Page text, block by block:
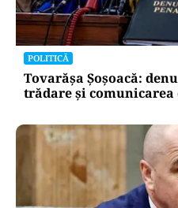
POLITICĂ
Tovarășa Șoșoacă:
trădare și